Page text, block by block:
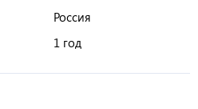
Россия
1 год